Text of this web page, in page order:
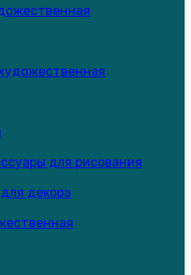
для рисования
декора